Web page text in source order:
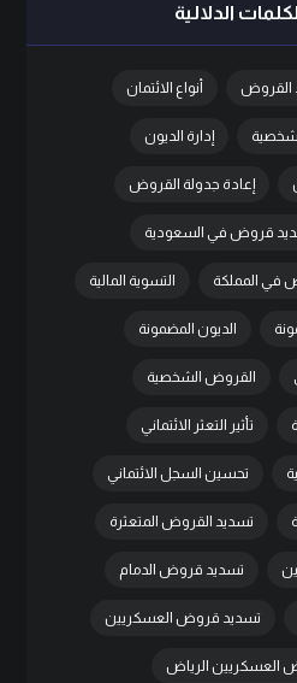
الدلالية
القروض أنواع الائتمان
إدارة الديون
إعادة جدولة القروض
قروض في السعودية
في المملكة التسوية المالية
الديون المضمونة
القروض الشخصية
تأثير التعثر الائتماني
تحسين السجل الائتماني
تسديد القروض المتعثرة
تسديد قروض الدمام
تسديد قروض العسكريين
العسكريين الرياض